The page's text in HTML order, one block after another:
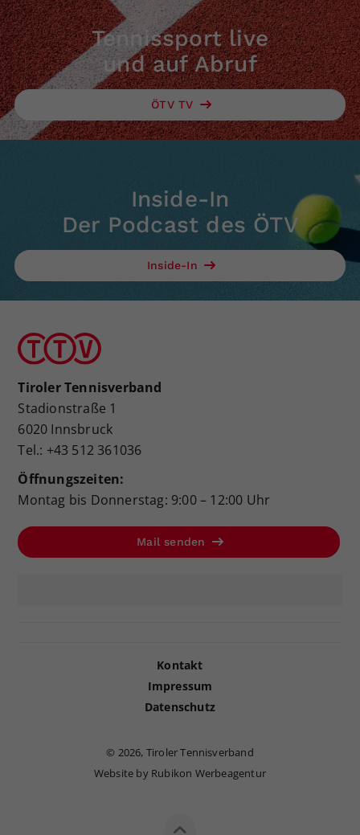
Tennissport live
und auf Abruf
ÖTV TV
Inside-In
Der Podcast des ÖTV
Inside-In
Tiroler Tennisverband
Stadionstraße 1
6020 Innsbruck
Tel.: +43 512 361036
Öffnungszeiten:
Montag bis Donnerstag: 9:00 – 12:00 Uhr
Mail senden
Kontakt
Impressum
Datenschutz
© 2026, Tiroler Tennisverband
Website by Rubikon Werbeagentur